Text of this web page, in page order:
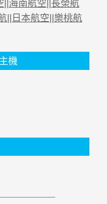
海南航空 長榮航
日本航空 樂桃航
機